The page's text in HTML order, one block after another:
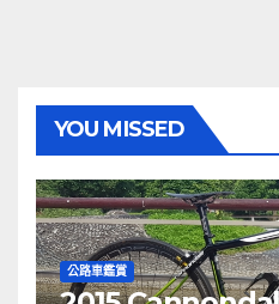
YOU MISSED
公路車鑑賞